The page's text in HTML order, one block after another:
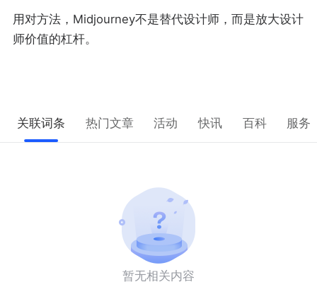
用对方法，Midjourney不是替代设计师，而是放大设计
师价值的杠杆。
关联词条 热门文章 活动 快讯 百科 服务
暂无相关内容